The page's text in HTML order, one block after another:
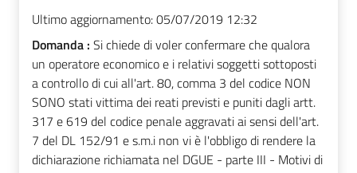
Ultimo aggiornamento:05/07/2019 12:32
Domanda : Si chiede di voler confermare che qualora
un operatore economico e i relativi soggetti sottoposti
a controllo di cui all'art. 80, comma 3 del codice NON
SONO stati vittima dei reati previsti e puniti dagli artt.
317 e 619 del codice penale aggravati ai sensi dell'art.
7 del DL 152/91 e s.m.i non vi è l'obbligo di rendere la
dichiarazione richiamata nel DGUE - parte III - Motivi di